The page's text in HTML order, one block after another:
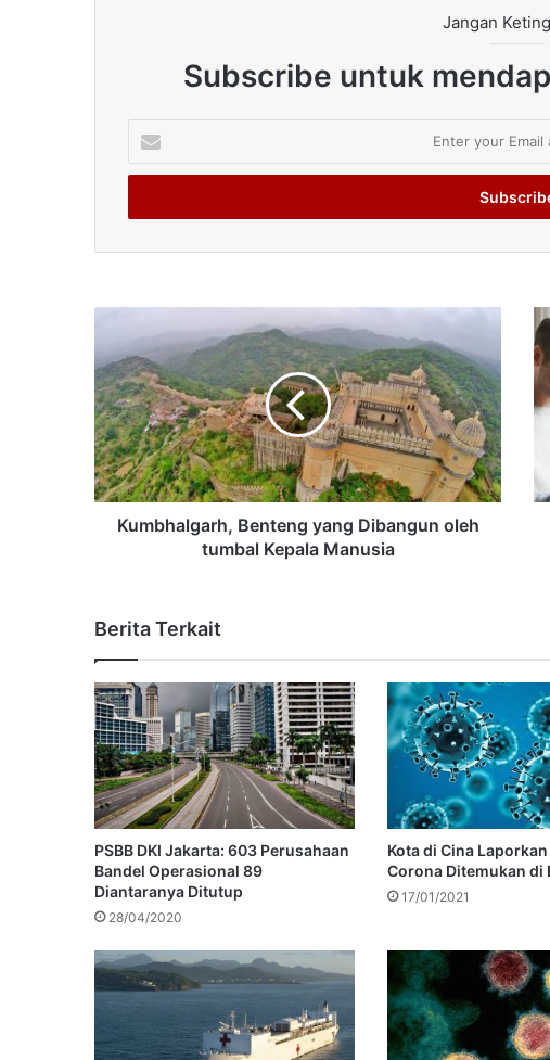
Jangan
Subscribe untuk
your
Email
Kumbhalgarh, Benteng yang Dibangun oleh
tumbal Kepala Manusia
Berita Terkait
PSBB DKI Jakarta: 603 Perusahaan
Bandel Operasional 89
Diantaranya Ditutup
28/04/2020
Kota di Cina
Corona Ditemukan di
17/01/2021